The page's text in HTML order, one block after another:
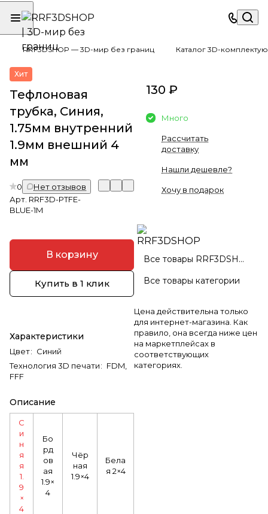
RRF3DSHOP — 3D-мир без границ Каталог 3D-
Хит
Тефлоновая
трубка, Синия,
1.75мм внутренний
1.9мм внешний 4
мм
0
Нет отзывов
Арт. RRF3D-PTFE-
BLUE-1M
В корзину
Купить в 1 клик
Характеристики
Цвет: Синий
Технология 3D печати: FDM,
FFF
Описание
С
и
н
я
я
1.
9
×
4
Бо
рд
ов
ая
1.9×
4
Чёр
ная
1.9×4
Бела
я 2×4
130 ₽
Много
Рассчитать
доставку
Нашли дешевле?
Хочу в подарок
Все товары RRF3DSHOP
Все товары категории
Цена действительна только
для интернет-магазина. Как
правило, она всегда ниже цен
на маркетплейсах в
соответствующих
категориях.